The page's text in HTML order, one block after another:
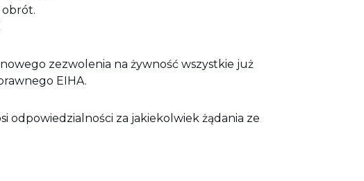
obrót.
zezwolenia na żywność wszystkie już
EIHA.
odpowiedzialności za jakiekolwiek żądania ze